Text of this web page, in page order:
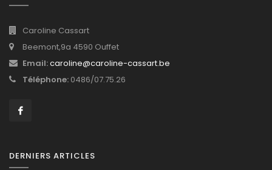
Caroline Cassart
Beemont,9a 4590 Ouffet
Email:caroline@caroline-cassart.be
Téléphone: 0486/07.75.26
DERNIERS ARTICLES